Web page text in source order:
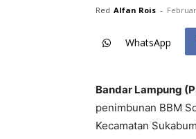
Red Alfan Rois -
WhatsApp
Bandar Lampung
penimbunan BBM
Kecamatan